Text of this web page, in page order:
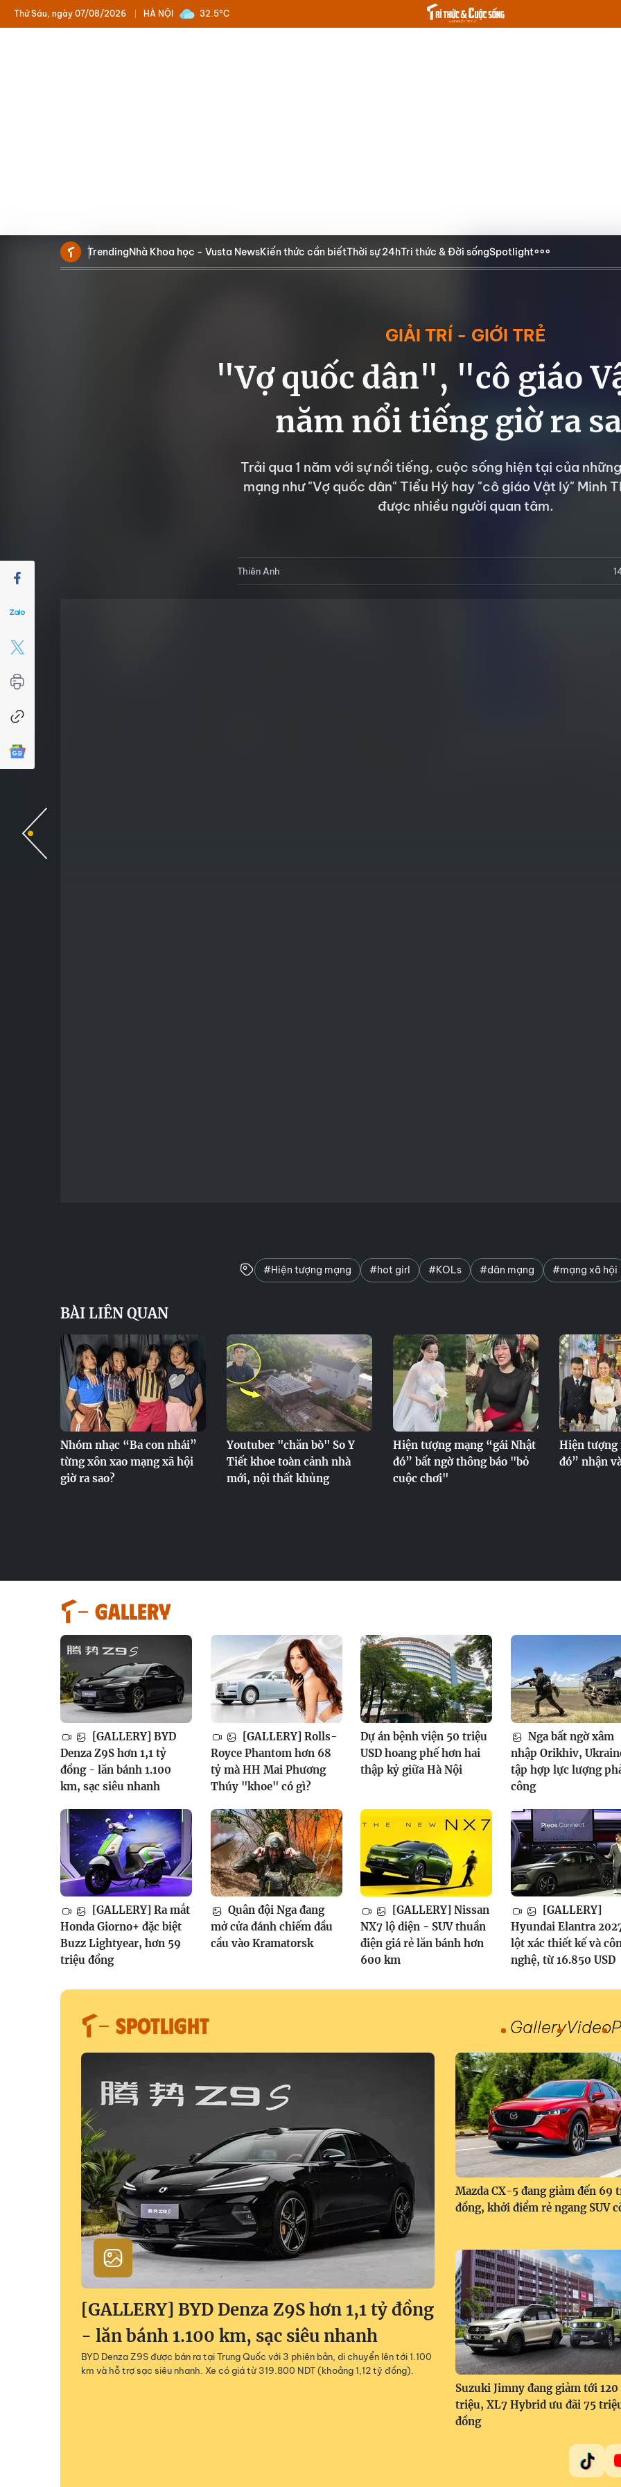
HÀ NỘI
Thứ Sáu, ngày 07/08/2026 32.5°C
TrendingNhà Khoa học - Vusta NewsKiến thức cần biếtThời sự 24hTri thức & Đời sốngSpotlight
GIẢI TRÍ - GIỚI TRẺ
"Vợ quốc dân", "cô giáo
năm nổi tiếng giờ ra
Trải qua 1 năm với sự nổi tiếng, cuộc sống hiện tại của
mạng như "Vợ quốc dân" Tiểu Hý hay "cô giáo Vật lý" Minh
được nhiều người quan tâm.
Thiên Anh
#Hiện tượng mạng #hot girl #KOLs #dân mạng #mạng xã hội
BÀI LIÊN QUAN
Nhóm nhạc “Ba con nhái”
từng xôn xao mạng xã hội
giờ ra sao?
Youtuber "chăn bò" So Y
Tiết khoe toàn cảnh nhà
mới, nội thất khủng
Hiện tượng mạng “gái Nhật
đó” bất ngờ thông báo "bỏ
cuộc chơi"
Hiện tượng
đó” nhận
GALLERY
[GALLERY] BYD
Denza Z9S hơn 1,1 tỷ
đồng - lăn bánh 1.100
km, sạc siêu nhanh
[GALLERY] Rolls-
Royce Phantom hơn 68
tỷ mà HH Mai Phương
Thúy "khoe" có gì?
Dự án bệnh viện 50 triệu
USD hoang phế hơn hai
thập kỷ giữa Hà Nội
Nga bất ngờ xâm
nhập Orikhiv,
tập hợp lực lượng
công
[GALLERY] Ra mắt
Honda Giorno+ đặc biệt
Buzz Lightyear, hơn 59
triệu đồng
Quân đội Nga đang
mở cửa đánh chiếm đầu
cầu vào Kramatorsk
[GALLERY] Nissan
NX7 lộ diện - SUV thuần
điện giá rẻ lăn bánh hơn
600 km
[GALLERY]
Hyundai Elantra
lột xác thiết kế và
nghệ, từ 16.850 USD
SPOTLIGHT GalleryVideo
[GALLERY] BYD Denza Z9S hơn 1,1 tỷ đồng
- lăn bánh 1.100 km, sạc siêu nhanh
BYD Denza Z9S được bán ra tại Trung Quốc với 3 phiên bản, di chuyển lên tới 1.100
km và hỗ trợ sạc siêu nhanh. Xe có giá từ 319.800 NDT (khoảng 1,12 tỷ đồng).
Mazda CX-5 đang giảm đến 69
đồng, khởi điểm rẻ ngang SUV
Suzuki Jimny đang giảm tới 120
triệu, XL7 Hybrid ưu đãi 75
đồng